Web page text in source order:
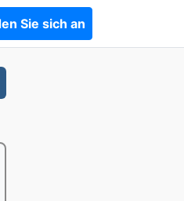
Sie sich an